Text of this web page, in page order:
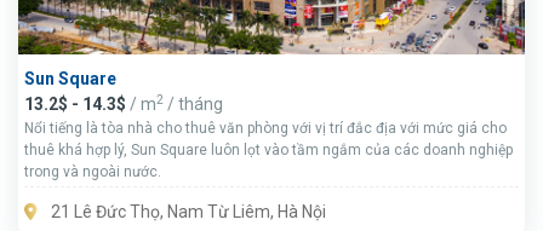
Sun Square
13.2$ - 14.3$ / m2 / tháng
Nổi tiếng là tòa nhà cho thuê văn phòng với vị trí đắc địa với mức giá cho
thuê khá hợp lý, Sun Square luôn lọt vào tầm ngắm của các doanh nghiệp
trong và ngoài nước.
21 Lê Đức Thọ, Nam Từ Liêm, Hà Nội